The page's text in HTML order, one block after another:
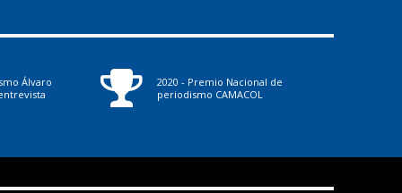
m
n
Álvaro
2020 - Premio Nacional de
periodismo CAMACOL